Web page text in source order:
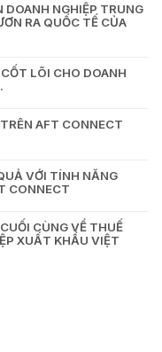
DOANH NGHIỆP TRUNG
RA QUỐC TẾ CỦA
LÕI CHO DOANH
AFT CONNECT
VỚI TÍNH NĂNG
CONNECT
CÙNG VỀ THUẾ
XUẤT KHẨU VIỆT